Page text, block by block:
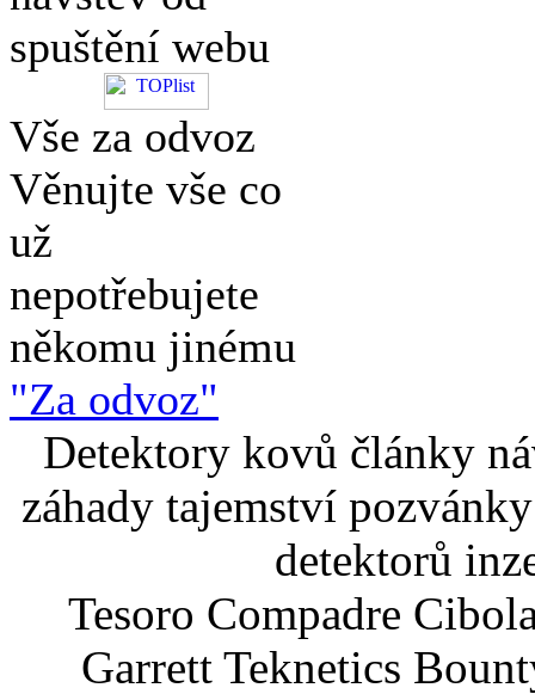
spuštění webu
Vše za odvoz
Věnujte vše co
už
nepotřebujete
někomu jinému
"Za odvoz"
Detektory kovů články
záhady tajemství
detektorů
Tesoro Compadre
Garrett Teknetics